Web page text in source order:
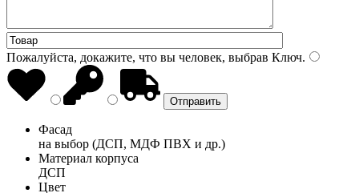
Пожалуйста, докажите, что вы человек, выбрав Ключ.
Фасад
на выбор (ДСП, МДФ ПВХ и др.)
Материал корпуса
ДСП
Цвет